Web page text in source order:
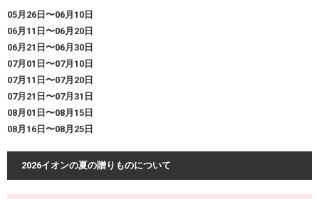
05月26日〜06月10日
06月11日〜06月20日
06月21日〜06月30日
07月01日〜07月10日
07月11日〜07月20日
07月21日〜07月31日
08月01日〜08月15日
08月16日〜08月25日
2026イオンの夏の贈りものについて